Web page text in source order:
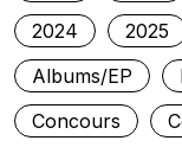
2024
2025
Albums/EP
Concours